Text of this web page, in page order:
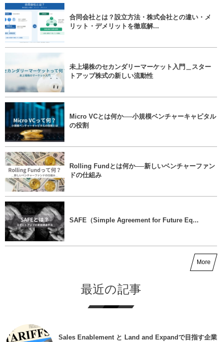
合同会社とは？設立方法・株式会社との違い・メ
リット・デメリットを徹底解...
未上場株のセカンダリーマーケット入門＿スター
トアップ株式の新しい流動性
Micro VCとは何か──小規模ベンチャーキャピタル
の役割
Rolling Fundとは何か──新しいベンチャーファン
ドの仕組み
SAFE（Simple Agreement for Future Eq...
More
最近の記事
Sales Enablement と Land and Expandで目指す企業